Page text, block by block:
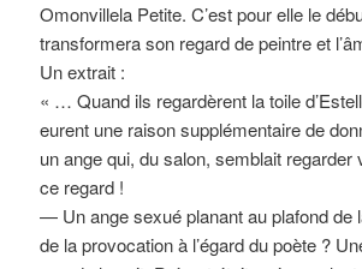
Omonvillela Petite. C’est pour elle le
transformera son regard de peintre et
Un extrait :
« … Quand ils regardèrent la toile
eurent une raison supplémentaire de
un ange qui, du salon, semblait
ce regard !
— Un ange sexué planant au plafond de
de la provocation à l’égard du poète ?